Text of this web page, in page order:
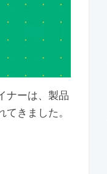
ナーは、製品
きました。